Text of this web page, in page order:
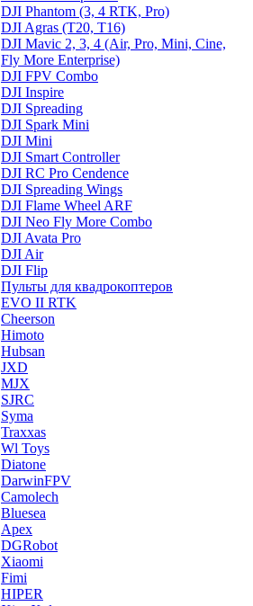
DJI Phantom (3, 4 RTK, Pro)
DJI Agras (T20, T16)
DJI Mavic 2, 3, 4 (Air, Pro, Mini, Cine,
Fly More Enterprise)
DJI FPV Combo
DJI Inspire
DJI Spreading
DJI Spark Mini
DJI Mini
DJI Smart Controller
DJI RC Pro Cendence
DJI Spreading Wings
DJI Flame Wheel ARF
DJI Neo Fly More Combo
DJI Avata Pro
DJI Air
DJI Flip
Пульты для квадрокоптеров
EVO II RTK
Cheerson
Himoto
Hubsan
JXD
MJX
SJRC
Syma
Traxxas
Wl Toys
Diatone
DarwinFPV
Camolech
Bluesea
Apex
DGRobot
Xiaomi
Fimi
HIPER